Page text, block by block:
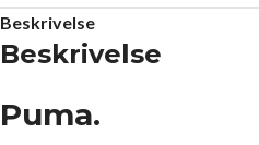
Beskrivelse
Beskrivelse
Puma.